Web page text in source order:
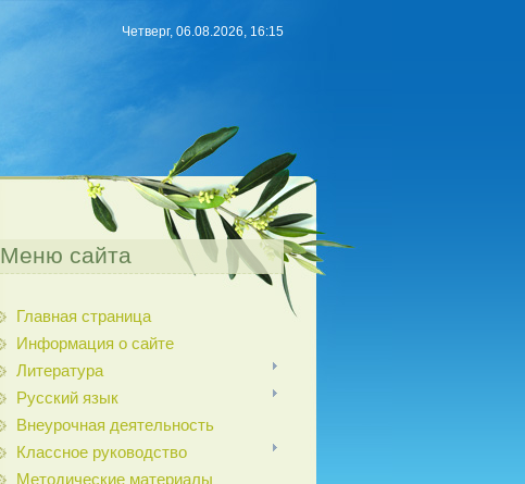
Четверг, 06.08.2026, 16:15
Меню сайта
Главная страница
Информация о сайте
Литература
Русский язык
Внеурочная деятельность
Классное руководство
Методические материалы